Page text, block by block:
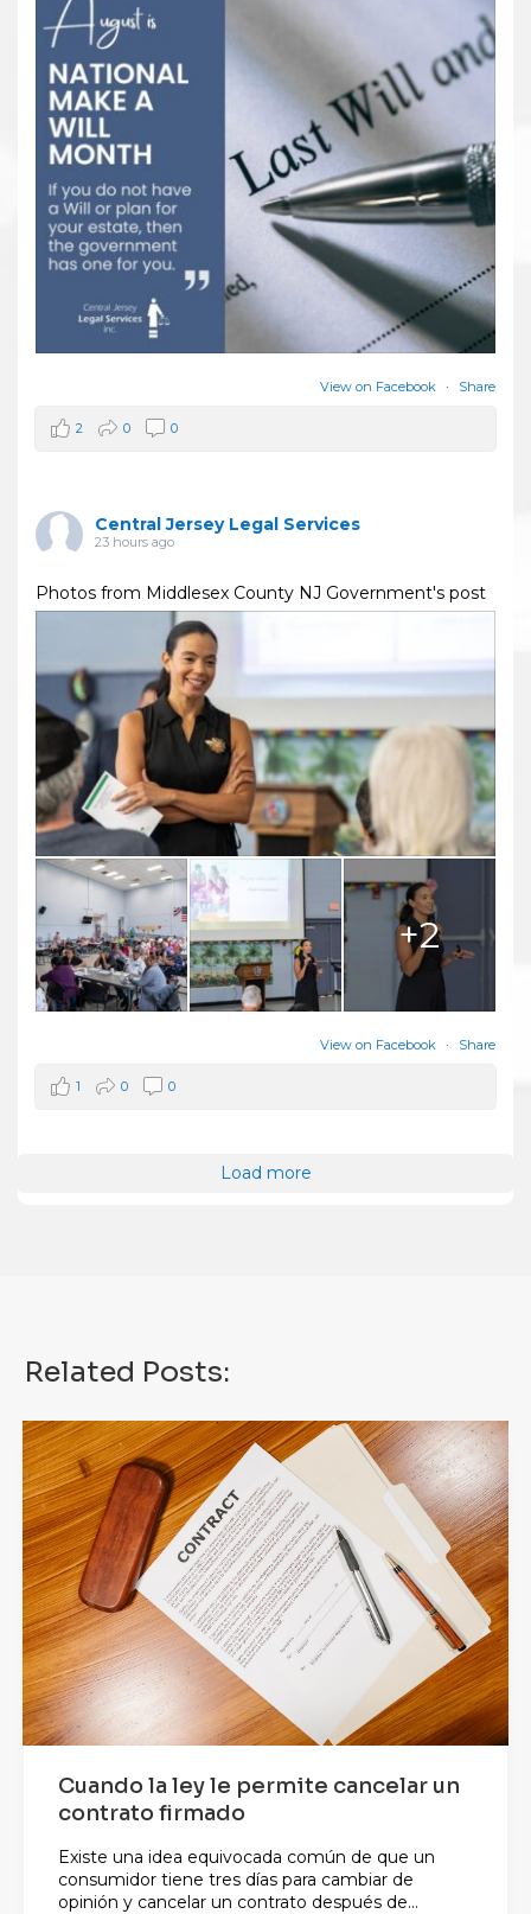
View on Facebook · Share
2 0 0
Central Jersey Legal Services
23 hours ago
Photos from Middlesex County NJ Government's post
+2
View on Facebook · Share
1 0 0
Load more
Related Posts:
Cuando la ley le permite cancelar un
contrato firmado
Existe una idea equivocada común de que un
consumidor tiene tres días para cambiar de
opinión y cancelar un contrato después de...